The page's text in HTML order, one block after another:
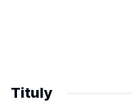
Tituly